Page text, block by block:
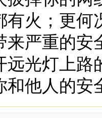
有火；更
来严重的
远光灯上
和他人的